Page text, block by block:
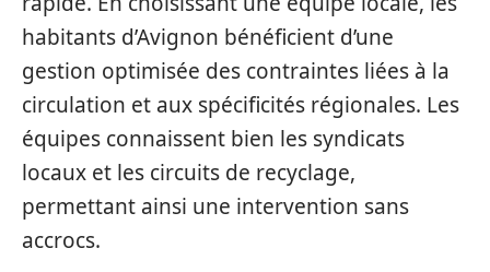
habitants d’Avignon bénéficient d’une
gestion optimisée des contraintes liées à la
circulation et aux spécificités régionales. Les
équipes connaissent bien les syndicats
locaux et les circuits de recyclage,
permettant ainsi une intervention sans
accrocs.